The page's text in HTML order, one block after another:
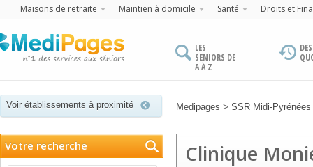
Maisons de retraite Maintien à domicile Santé Droits et
LES
SENIORS DE
A À Z
Voir établissements à proximité Medipages > SSR Midi-Pyrénées
Votre recherche Clinique